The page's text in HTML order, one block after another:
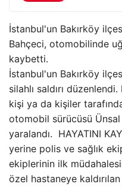
İstanbul'un Bakırköy
Bahçeci, otomobilinde
kaybetti.
İstanbul'un Bakırköy
silahlı saldırı
kişi ya da kişiler
otomobil sürücüsü Ünsal
yaralandı. HAYATINI
yerine polis ve sağlık
ekiplerinin ilk
özel hastaneye